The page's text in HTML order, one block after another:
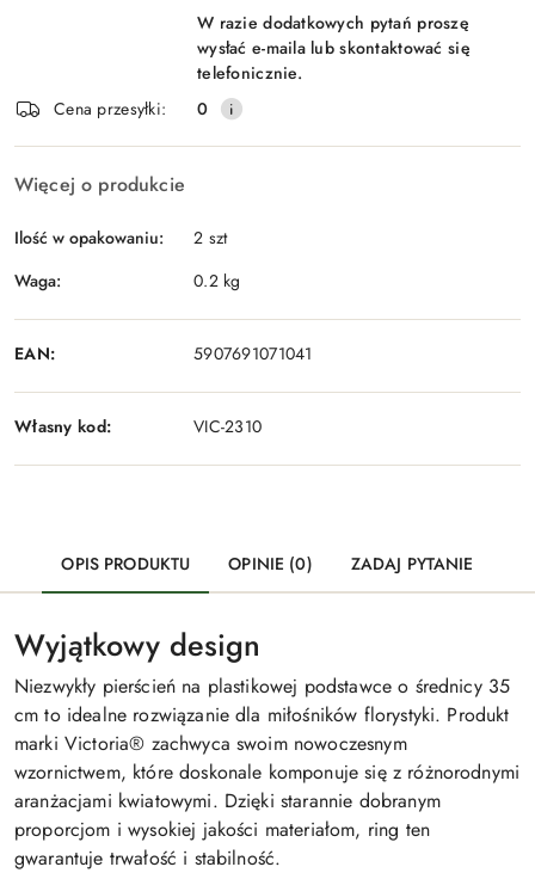
W razie dodatkowych pytań proszę
wysłać e-maila lub skontaktować się
telefonicznie.
Cena przesyłki:
0
Więcej o produkcie
Ilość w opakowaniu:
2 szt
Waga:
0.2 kg
EAN: 5907691071041
Własny kod: VIC-2310
OPIS PRODUKTU OPINIE (0) ZADAJ PYTANIE
Wyjątkowy design
Niezwykły pierścień na plastikowej podstawce o średnicy 35
cm to idealne rozwiązanie dla miłośników florystyki. Produkt
marki Victoria® zachwyca swoim nowoczesnym
wzornictwem, które doskonale komponuje się z różnorodnymi
aranżacjami kwiatowymi. Dzięki starannie dobranym
proporcjom i wysokiej jakości materiałom, ring ten
gwarantuje trwałość i stabilność.